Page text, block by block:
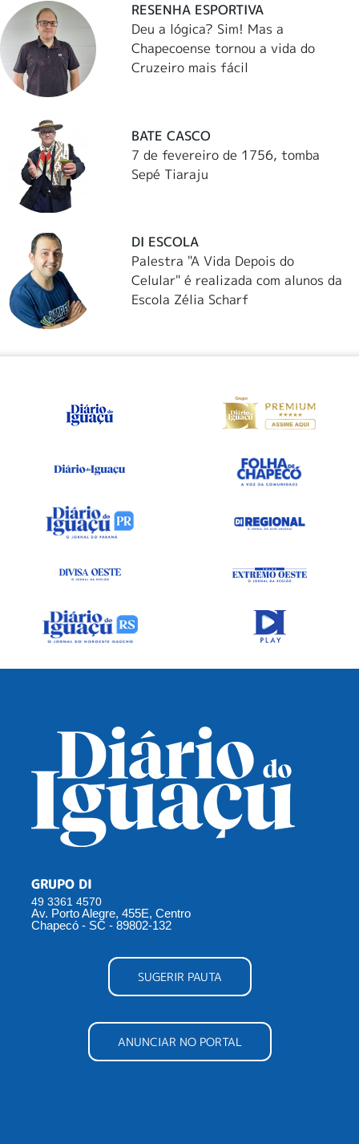
RESENHA ESPORTIVA
Deu a lógica? Sim! Mas a
Chapecoense tornou a vida do
Cruzeiro mais fácil
BATE CASCO
7 de fevereiro de 1756, tomba
Sepé Tiaraju
DI ESCOLA
Palestra "A Vida Depois do
Celular" é realizada com alunos da
Escola Zélia Scharf
GRUPO DI
49 3361 4570
Av. Porto Alegre, 455E, Centro
Chapecó - SC - 89802-132
SUGERIR PAUTA
ANUNCIAR NO PORTAL